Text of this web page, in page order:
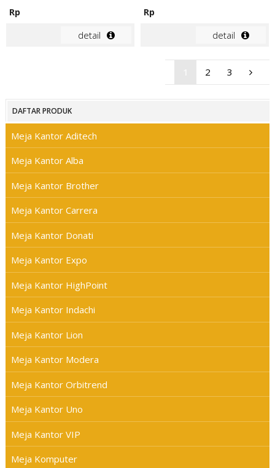
Rp
detail
Rp
detail
2 3
DAFTAR PRODUK
Meja Kantor Aditech
Meja Kantor Alba
Meja Kantor Brother
Meja Kantor Carrera
Meja Kantor Donati
Meja Kantor Expo
Meja Kantor HighPoint
Meja Kantor Indachi
Meja Kantor Lion
Meja Kantor Modera
Meja Kantor Orbitrend
Meja Kantor Uno
Meja Kantor VIP
Meja Komputer